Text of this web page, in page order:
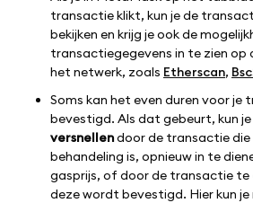
transactie klikt, kun je de
bekijken en krijg je ook de
transactiegegevens in te zien op
het netwerk, zoals Etherscan,
Soms kan het even duren voor
bevestigd. Als dat gebeurt, kun
versnellendoor de transactie die
behandeling is, opnieuw in te
gasprijs, of door de transactie te
deze wordt bevestigd. Hier kun